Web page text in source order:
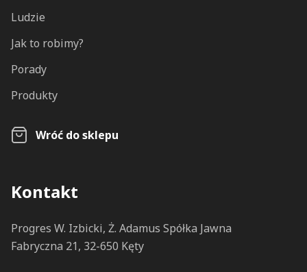
Ludzie
Jak to robimy?
Porady
Produkty
Wróć do sklepu
Kontakt
Progres W. Izbicki, Ż. Adamus Spółka Jawna
Fabryczna 21, 32-650 Kęty